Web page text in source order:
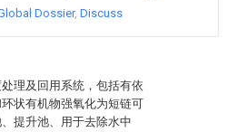
理及回用系统，包括有依
状有机物强氧化为短链可
提升池、用于去除水中
Dossier Discuss